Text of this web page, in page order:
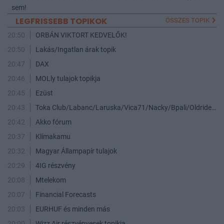
sem!
LEGFRISSEBB TOPIKOK ÖSSZES TOPIK
20:50
ORBÁN VIKTORT KEDVELŐK!
20:50
Lakás/Ingatlan árak topik
20:47
DAX
20:46
MOLly tulajok topikja
20:45
Ezüst
20:43
Toka Club/Labanc/Laruska/Vica71/Nacky/Bpali/Oldrider/Josefernando/Mcbull/Kawaszabi
20:42
Akko fórum
20:37
Klímakamu
20:32
Magyar Állampapír tulajok
20:29
4IG részvény
20:08
Mtelekom
20:07
Financial Forecasts
20:03
EURHUF és minden más